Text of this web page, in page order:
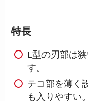
特長
L型の刃部は
す。
テコ部を薄く
も入りやすい。